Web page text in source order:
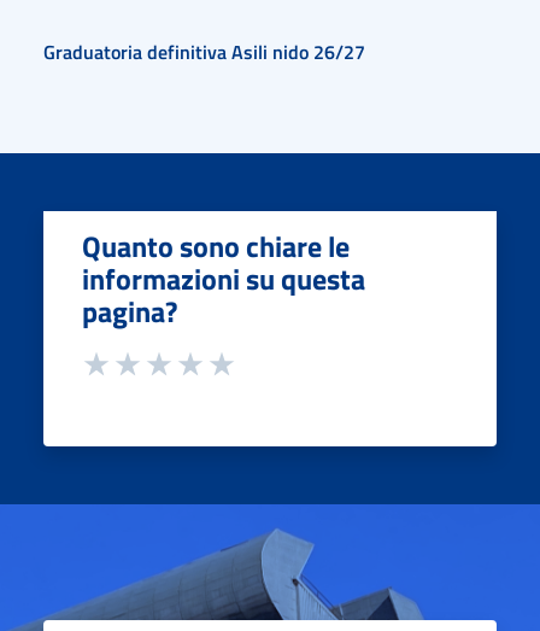
Graduatoria definitiva Asili nido 26/27
Quanto sono chiare le
informazioni su questa
pagina?